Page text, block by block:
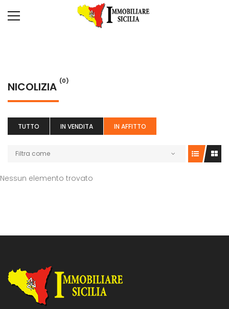
NICOLIZIA (0)
TUTTO IN VENDITA IN AFFITTO
Filtra come
Nessun elemento trovato